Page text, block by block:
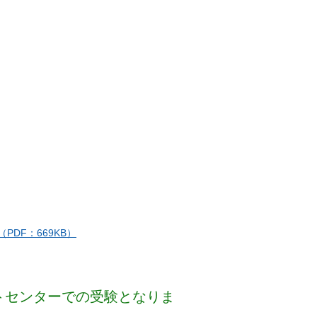
PDF：669KB）
ンターでの受験となりま